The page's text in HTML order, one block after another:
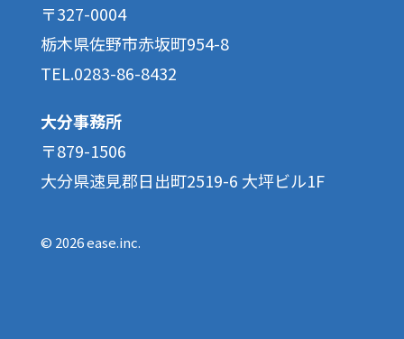
〒327-0004
栃木県佐野市赤坂町954-8
TEL.0283-86-8432
大分事務所
〒879-1506
大分県速見郡日出町2519-6 大坪ビル1F
© 2026 ease.inc.